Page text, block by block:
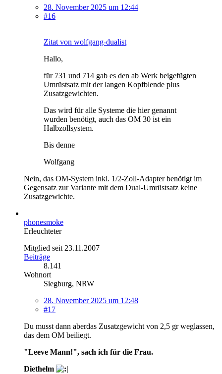
28. November 2025 um 12:44
#16
Zitat von wolfgang-dualist
Hallo,
für 731 und 714 gab es den ab Werk beigefügten
Umrüstsatz mit der langen Kopfblende plus
Zusatzgewichten.
Das wird für alle Systeme die hier genannt
wurden benötigt, auch das OM 30 ist ein
Halbzollsystem.
Bis denne
Wolfgang
Nein, das OM-System inkl. 1/2-Zoll-Adapter benötigt im
Gegensatz zur Variante mit dem Dual-Umrüstsatz keine
Zusatzgewichte.
phonesmoke
Erleuchteter
Mitglied seit 23.11.2007
Beiträge
8.141
Wohnort
Siegburg, NRW
28. November 2025 um 12:48
#17
Du musst dann aberdas Zusatzgewicht von 2,5 gr weglassen,
das dem OM beiliegt.
"Leeve Mann!", sach ich für die Frau.
Diethelm